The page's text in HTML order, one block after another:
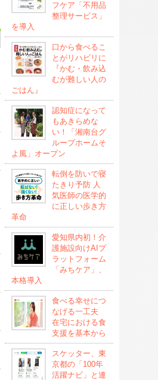
フケア「不用品
整理サービス」
を導入
口から食べるこ
とがリハビリに
『かむ・飲み込
むが難しい人の
ごはん』
認知症になって
もあきらめな
い！「湘南台グ
ループホームそ
よ風」オープン
転倒を防いで寝
たきり予防 人
気医師の医学的
に正しい歩き方
革命
愛知県内初！介
護施設向けAIプ
ラットフォーム
「みちケア」、
本格導入
食べる幸せにつ
なげる一工夫
在宅における食
支援を基本から
スケッター、東
京都の「100年
活躍ナビ」と連